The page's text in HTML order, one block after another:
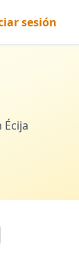
sesión
Écija